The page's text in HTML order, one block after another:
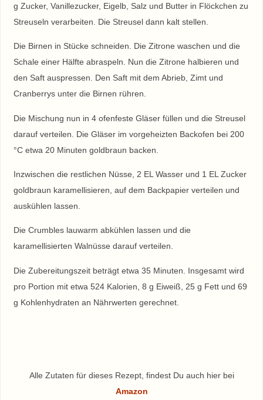
g Zucker, Vanillezucker, Eigelb, Salz und Butter in Flöckchen zu
Streuseln verarbeiten. Die Streusel dann kalt stellen.
Die Birnen in Stücke schneiden. Die Zitrone waschen und die
Schale einer Hälfte abraspeln. Nun die Zitrone halbieren und
den Saft auspressen. Den Saft mit dem Abrieb, Zimt und
Cranberrys unter die Birnen rühren.
Die Mischung nun in 4 ofenfeste Gläser füllen und die Streusel
darauf verteilen. Die Gläser im vorgeheizten Backofen bei 200
°C etwa 20 Minuten goldbraun backen.
Inzwischen die restlichen Nüsse, 2 EL Wasser und 1 EL Zucker
goldbraun karamellisieren, auf dem Backpapier verteilen und
auskühlen lassen.
Die Crumbles lauwarm abkühlen lassen und die
karamellisierten Walnüsse darauf verteilen.
Die Zubereitungszeit beträgt etwa 35 Minuten. Insgesamt wird
pro Portion mit etwa 524 Kalorien, 8 g Eiweiß, 25 g Fett und 69
g Kohlenhydraten an Nährwerten gerechnet.
Alle Zutaten für dieses Rezept, findest Du auch hier bei
Amazon